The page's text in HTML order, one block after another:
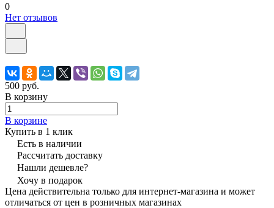
0
Нет отзывов
500 руб.
В корзину
В корзине
Купить в 1 клик
Есть в наличии
Рассчитать доставку
Нашли дешевле?
Хочу в подарок
Цена действительна только для интернет-магазина и может
отличаться от цен в розничных магазинах